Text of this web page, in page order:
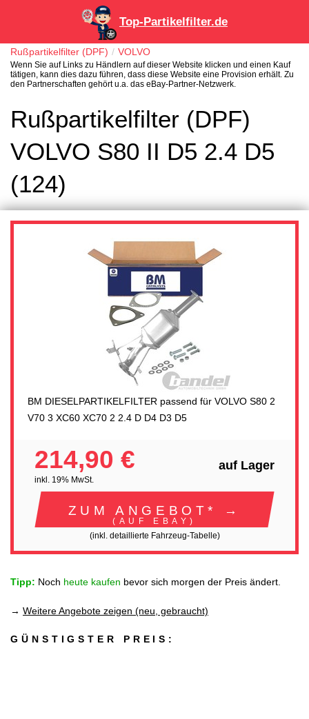
Top-Partikelfilter.de
Rußpartikelfilter (DPF) VOLVO
Wenn Sie auf Links zu Händlern auf dieser Website klicken und einen Kauf
tätigen, kann dies dazu führen, dass diese Website eine Provision erhält. Zu
den Partnerschaften gehört u.a. das eBay-Partner-Netzwerk.
Rußpartikelfilter (DPF)
VOLVO S80 II D5 2.4 D5
(124)
BM DIESELPARTIKELFILTER passend für VOLVO S80 2
V70 3 XC60 XC70 2 2.4 D D4 D3 D5
214,90 €
inkl. 19% MwSt.
auf Lager
ZUM ANGEBOT* →
(AUF EBAY)
(inkl. detaillierte Fahrzeug-Tabelle)
Tipp: Noch heute kaufen bevor sich morgen der Preis ändert.
→ Weitere Angebote zeigen (neu, gebraucht)
GÜNSTIGSTER PREIS: